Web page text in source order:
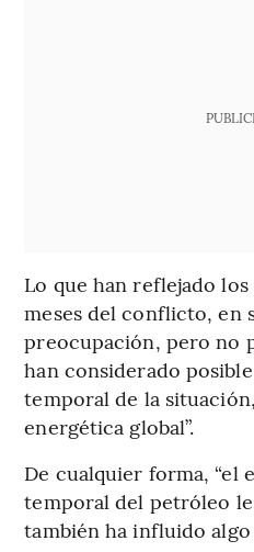
Lo que han reflejado
meses del conflicto, en
preocupación, pero no
han considerado
temporal de la
energética global”.
De cualquier forma, “el
temporal del petróleo
también ha influido algo